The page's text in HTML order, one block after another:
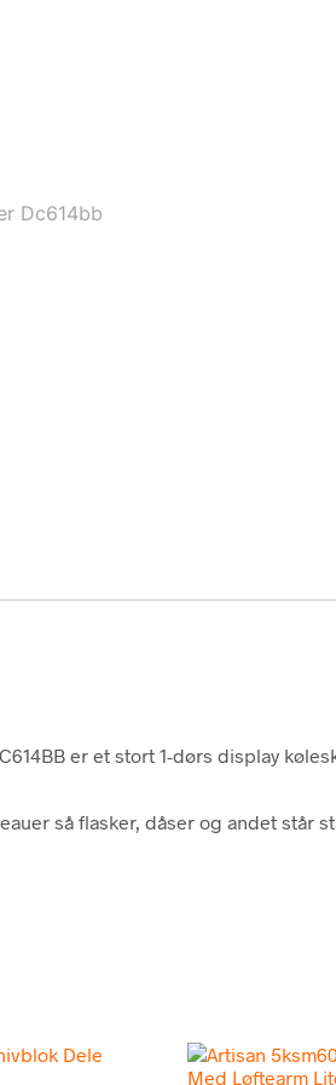
Dc614bb
er et stort 1-dørs display
så flasker, dåser og andet står